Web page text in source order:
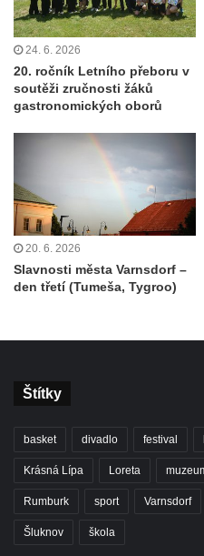
24. 6. 2026
20. ročník Letního přeboru v
soutěži zručnosti žáků
gastronomických oborů
20. 6. 2026
Slavnosti města Varnsdorf –
den třetí (Tumeša, Tygroo)
Štítky
basket divadlo festival
Krásná Lípa Loreta
Rumburk sport Varnsdorf
Šluknov škola